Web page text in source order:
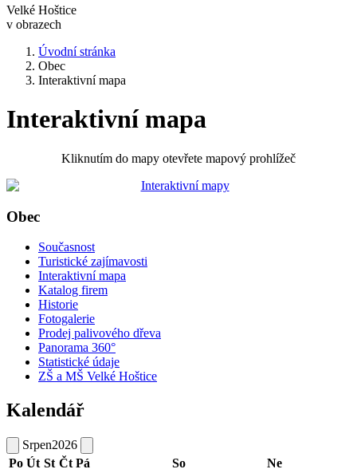
Velké Hoštice
v obrazech
Úvodní stránka
Obec
Interaktivní mapa
Interaktivní mapa
Kliknutím do mapy otevřete mapový prohlížeč
Obec
Současnost
Turistické zajímavosti
Interaktivní mapa
Katalog firem
Historie
Fotogalerie
Prodej palivového dřeva
Panorama 360°
Statistické údaje
ZŠ a MŠ Velké Hoštice
Kalendář
Srpen2026
Po Út St Čt Pá So Ne